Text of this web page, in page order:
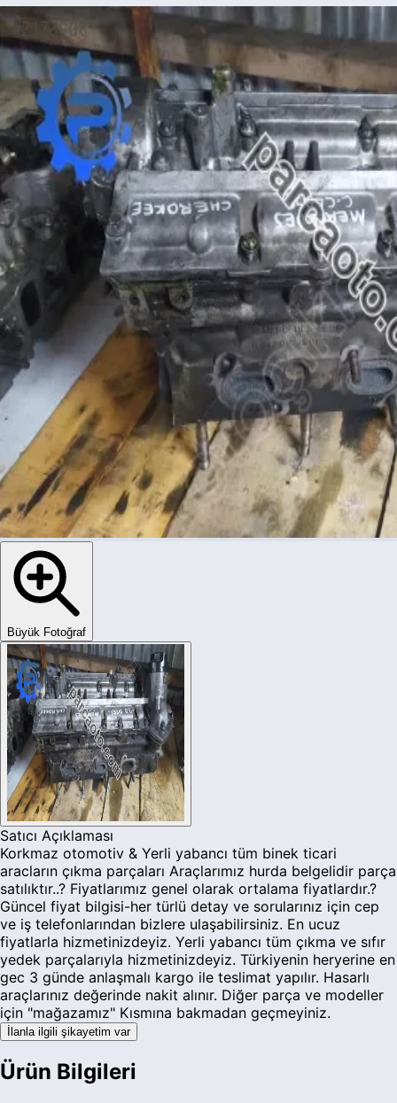
Büyük Fotoğraf
Satıcı Açıklaması
Korkmaz otomotiv & Yerli yabancı tüm binek ticari
aracların çıkma parçaları Araçlarımız hurda belgelidir parça
satılıktır..? Fiyatlarımız genel olarak ortalama fiyatlardır.?
Güncel fiyat bilgisi-her türlü detay ve sorularınız için cep
ve iş telefonlarından bizlere ulaşabilirsiniz. En ucuz
fiyatlarla hizmetinizdeyiz. Yerli yabancı tüm çıkma ve sıfır
yedek parçalarıyla hizmetinizdeyiz. Türkiyenin heryerine en
gec 3 günde anlaşmalı kargo ile teslimat yapılır. Hasarlı
araçlarınız değerinde nakit alınır. Diğer parça ve modeller
için "mağazamız" Kısmına bakmadan geçmeyiniz.
İlanla ilgili şikayetim var
Ürün Bilgileri